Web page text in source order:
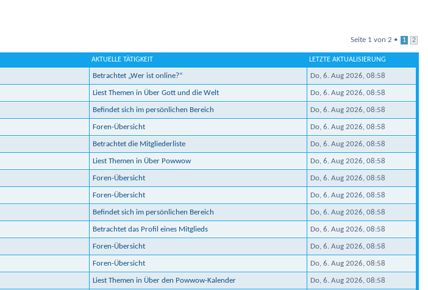
Seite 1 von 2 • 1 2
AKTUELLE TÄTIGKEIT LETZTE AKTUALISIERUNG
Betrachtet „Wer ist online?“ Do, 6. Aug 2026, 08:58
Liest Themen in Über Gott und die Welt Do, 6. Aug 2026, 08:58
Befindet sich im persönlichen Bereich Do, 6. Aug 2026, 08:58
Foren-Übersicht Do, 6. Aug 2026, 08:58
Betrachtet die Mitgliederliste Do, 6. Aug 2026, 08:58
Liest Themen in Über Powwow Do, 6. Aug 2026, 08:58
Foren-Übersicht Do, 6. Aug 2026, 08:58
Foren-Übersicht Do, 6. Aug 2026, 08:58
Befindet sich im persönlichen Bereich Do, 6. Aug 2026, 08:58
Betrachtet das Profil eines Mitglieds Do, 6. Aug 2026, 08:58
Foren-Übersicht Do, 6. Aug 2026, 08:58
Foren-Übersicht Do, 6. Aug 2026, 08:58
Liest Themen in Über den Powwow-Kalender Do, 6. Aug 2026, 08:58